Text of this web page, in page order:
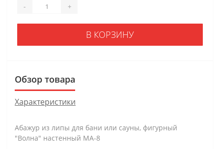
- +
В КОРЗИНУ
Обзор товара
Характеристики
Абажур из липы для бани или сауны, фигурный
"Волна" настенный МА-8